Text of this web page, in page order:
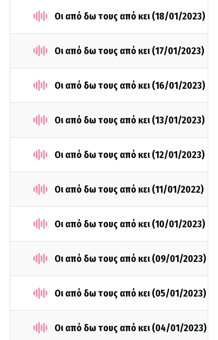
Οι από δω τους από κει (18/01/2023)
Οι από δω τους από κει (17/01/2023)
Οι από δω τους από κει (16/01/2023)
Οι από δω τους από κει (13/01/2023)
Οι από δω τους από κει (12/01/2023)
Οι από δω τους από κει (11/01/2022)
Οι από δω τους από κει (10/01/2023)
Οι από δω τους από κει (09/01/2023)
Οι από δω τους από κει (05/01/2023)
Οι από δω τους από κει (04/01/2023)